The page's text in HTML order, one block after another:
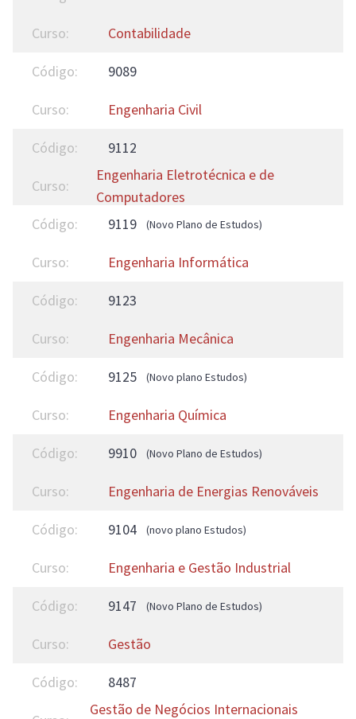
Contabilidade
9089
Engenharia Civil
9112
Engenharia Eletrotécnica e de
Computadores
9119
(Novo Plano de Estudos)
Engenharia Informática
9123
Engenharia Mecânica
9125 (Novo plano Estudos)
Engenharia Química
9910 (Novo Plano de Estudos)
Engenharia de Energias Renováveis
9104 (novo plano Estudos)
Engenharia e Gestão Industrial
9147 (Novo Plano de Estudos)
Gestão
8487
Gestão de Negócios Internacionais